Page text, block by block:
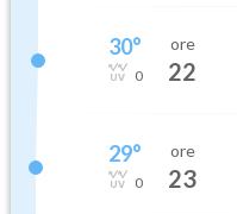
30°
0
ore
22
29°
0
ore
23